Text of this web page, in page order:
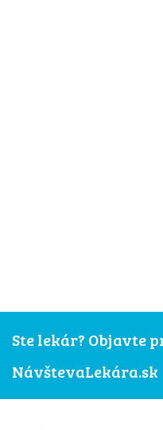
Ste lekár? Objavte
NávštevaLekára.sk